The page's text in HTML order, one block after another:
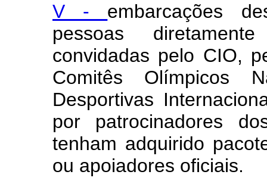
V - embarcações
pessoas
convidadas pelo CIO,
Comitês Olímpicos
Desportivas
por patrocinadores
tenham adquirido
ou apoiadores oficiais.